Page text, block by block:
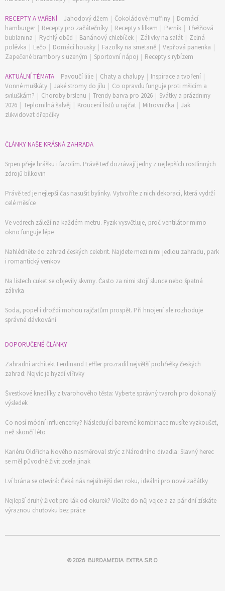
RECEPTY A VAŘENÍ Jahodový džem | Čokoládové muffiny | Domácí
hamburger | Recepty pro začátečníky | Recepty s lilkem | Perník | Třešňová
bublanina | Rychlý oběd | Banánový chlebíček | Zálivky na salát | Zelná
polévka | Lečo | Domácí housky | Fazolky na smetaně | Vepřová panenka |
Zapečené brambory s uzeným | Sportovní nápoj | Recepty s rybízem
AKTUÁLNÍ TÉMATA Pavoučí lilie | Chaty a chalupy | Inspirace a tvoření |
Vonné muškáty | Jaké stromy do jílu | Co opravdu funguje proti mšicím a
sviluškám? | Choroby brslenu | Trendy barva pro 2026 | Svátky a prázdniny
2026 | Teplomilná šalvěj | Kroucení listů u rajčat | Mitrovnička | Jak
zlikvidovat dřepčíky
ČLÁNKY NAŠE KRÁSNÁ ZAHRADA
Srpen přeje hrášku i fazolím. Právě teď dozrávají jedny z nejlepších rostlinných
zdrojů bílkovin
Právě teď je nejlepší čas nasušit bylinky. Vytvoříte z nich dekoraci, která vydrží
celé měsíce
Ve vedrech záleží na každém metru. Fyzik vysvětluje, proč ventilátor mimo
okno funguje lépe
Nahlédněte do zahrad českých celebrit. Najdete mezi nimi jedlou zahradu, park
i romantický venkov
Na listech cuket se objevily skvrny. Často za nimi stojí slunce nebo špatná
zálivka
Soda, popel i droždí mohou rajčatům prospět. Při hnojení ale rozhoduje
správné dávkování
DOPORUČENÉ ČLÁNKY
Zahradní architekt Ferdinand Leffler prozradil největší prohřešky českých
zahrad: Nejvíc je hyzdí vířivky
Švestkové knedlíky z tvarohového těsta: Vyberte správný tvaroh pro dokonalý
výsledek
Co nosí módní influencerky? Následující barevné kombinace musíte vyzkoušet,
než skončí léto
Kariéru Oldřicha Nového nasměroval strýc z Národního divadla: Slavný herec
se měl původně živit zcela jinak
Lví brána se otevírá: Čeká nás nejsilnější den roku, ideální pro nové začátky
Nejlepší druhý život pro lák od okurek? Vložte do něj vejce a za pár dní získáte
výraznou chuťovku bez práce
© 2026 BURDAMEDIA EXTRA S.R.O.